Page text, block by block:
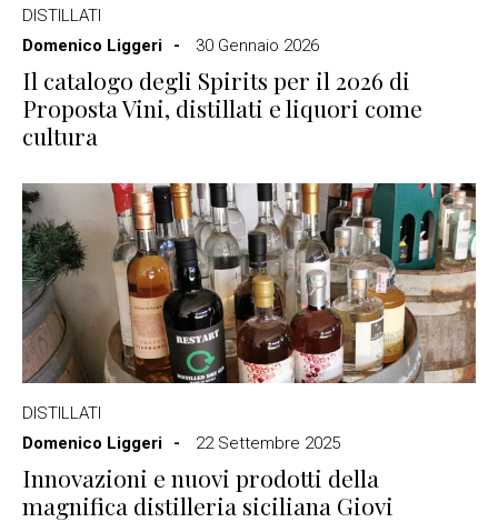
DISTILLATI
Domenico Liggeri
30 Gennaio 2026
Il catalogo degli Spirits per il 2026 di
Proposta Vini, distillati e liquori come
cultura
DISTILLATI
Domenico Liggeri
22 Settembre 2025
Innovazioni e nuovi prodotti della
magnifica distilleria siciliana Giovi